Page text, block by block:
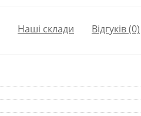
Наші склади Відгуків (0)